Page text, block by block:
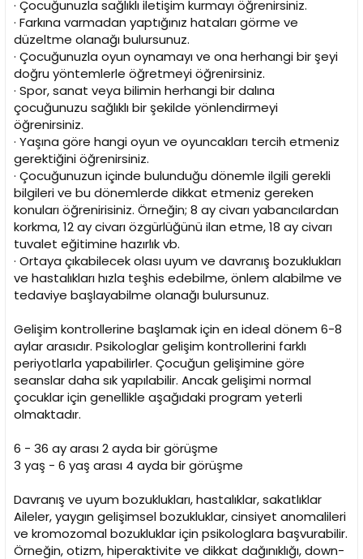
· Çocuğunuzla sağlıklı iletişim kurmayı öğrenirsiniz.
· Farkına varmadan yaptığınız hataları görme ve
düzeltme olanağı bulursunuz.
· Çocuğunuzla oyun oynamayı ve ona herhangi bir şeyi
doğru yöntemlerle öğretmeyi öğrenirsiniz.
· Spor, sanat veya bilimin herhangi bir dalına
çocuğunuzu sağlıklı bir şekilde yönlendirmeyi
öğrenirsiniz.
· Yaşına göre hangi oyun ve oyuncakları tercih etmeniz
gerektiğini öğrenirsiniz.
· Çocuğunuzun içinde bulunduğu dönemle ilgili gerekli
bilgileri ve bu dönemlerde dikkat etmeniz gereken
konuları öğrenirisiniz. Örneğin; 8 ay civarı yabancılardan
korkma, 12 ay civarı özgürlüğünü ilan etme, 18 ay civarı
tuvalet eğitimine hazırlık vb.
· Ortaya çıkabilecek olası uyum ve davranış bozuklukları
ve hastalıkları hızla teşhis edebilme, önlem alabilme ve
tedaviye başlayabilme olanağı bulursunuz.
Gelişim kontrollerine başlamak için en ideal dönem 6-8
aylar arasıdır. Psikologlar gelişim kontrollerini farklı
periyotlarla yapabilirler. Çocuğun gelişimine göre
seanslar daha sık yapılabilir. Ancak gelişimi normal
çocuklar için genellikle aşağıdaki program yeterli
olmaktadır.
6 - 36 ay arası 2 ayda bir görüşme
3 yaş - 6 yaş arası 4 ayda bir görüşme
Davranış ve uyum bozuklukları, hastalıklar, sakatlıklar
Aileler, yaygın gelişimsel bozukluklar, cinsiyet anomalileri
ve kromozomal bozukluklar için psikologlara başvurabilir.
Örneğin, otizm, hiperaktivite ve dikkat dağınıklığı, down-